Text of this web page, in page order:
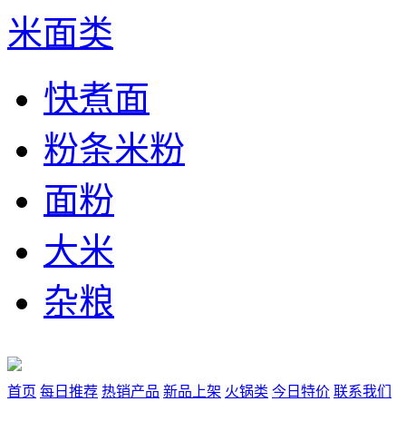
米面类
快煮面
粉条米粉
面粉
大米
杂粮
首页 每日推荐 热销产品 新品上架 火锅类 今日特价 联系我们